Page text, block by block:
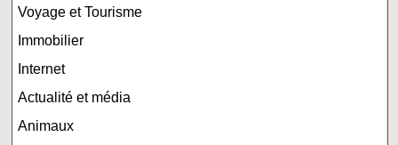
Voyage et Tourisme
Immobilier
Internet
Actualité et média
Animaux